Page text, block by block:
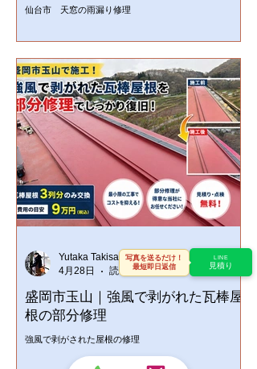
仙台市 天窓の雨漏り修理
盛岡市玉山｜強風で剥がれた瓦棒屋
根の部分修理
強風で剥がされた屋根の修理
Yutaka Takisawa
4月28日
読了時間: 5分
写真を送るだけ！
最短即日返信
LINE
見積り